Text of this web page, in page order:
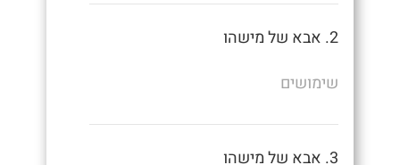
2. אבא של מישהו
שימושים
3. אבא של מישהו